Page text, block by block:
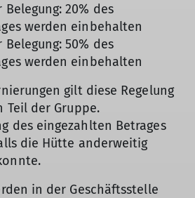
20% des
werden einbehalten
50% des
werden einbehalten
gilt diese Regelung
der Gruppe.
des eingezahlten Betrages
die Hütte anderweitig
in der Geschäftsstelle